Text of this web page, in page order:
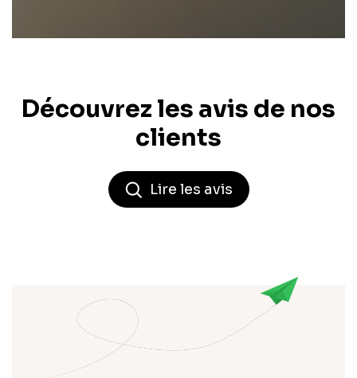
Découvrez les avis de nos
clients
Lire les avis